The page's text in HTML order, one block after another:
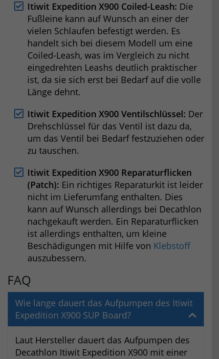
Itiwit Expedition X900 Coiled-Leash: Die
Fußleine kann auf Wunsch an einer der
vielen Schlaufen befestigt werden. Es
handelt sich bei diesem Modell um eine
Coiled-Leash, was im Vergleich zu nicht
eingedrehten Leashs deutlich praktischer
ist, da sie sich erst bei Bedarf auf die volle
Länge dehnt.
Itiwit Expedition X900 Ventilschlüssel: Der
Drehschlüssel für das Ventil ist dazu da,
um das Ventil bei Bedarf festzuziehen oder
zu tauschen.
Itiwit Expedition X900 Reparaturflicken
(Patch): Ein richtiges Reparaturkit ist leider
nicht im Lieferumfang enthalten. Dies
kann auf Wunsch allerdings bei Decathlon
nachgekauft werden. Ein Reparaturflicken
ist allerdings enthalten, um kleine
Beschädigungen mit Hilfe von Klebstoff
auszubessern.
FAQ
Wie lange dauert das Aufpumpen des Itiwit
Expedition X900 SUP Board?
Laut Hersteller dauert das Aufpumpen des
Decathlon Itiwit Expedition X900 mit einer